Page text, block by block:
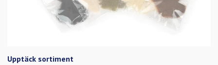
Upptäck sortiment